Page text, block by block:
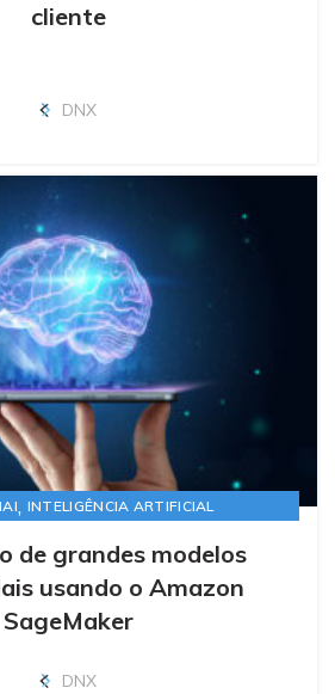
cliente
DNX
, INTELIGÊNCIA ARTIFICIAL
de grandes modelos
usando o Amazon
SageMaker
DNX